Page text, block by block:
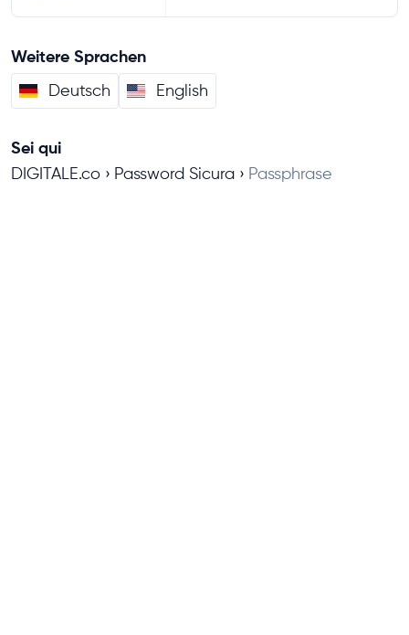
Weitere Sprachen
Deutsch English
Sei qui
DIGITALE.co Password Sicura Passphrase